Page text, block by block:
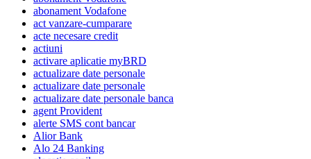
abonament Vodafone
act vanzare-cumparare
acte necesare credit
actiuni
activare aplicatie myBRD
actualizare date personale
actualizare date personale
actualizare date personale banca
agent Provident
alerte SMS cont bancar
Alior Bank
Alo 24 Banking